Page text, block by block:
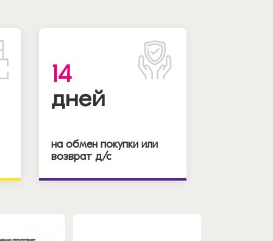
14
дней
на обмен покупки или
возврат д/с